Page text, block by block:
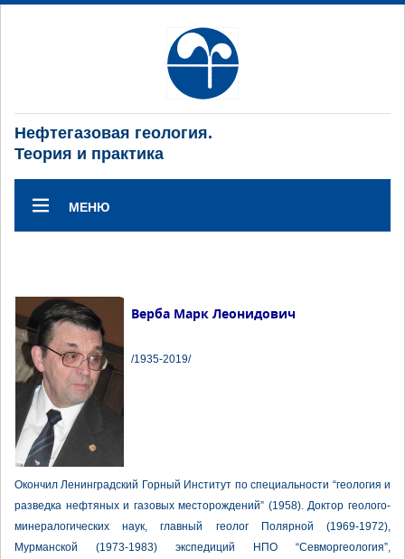
Нефтегазовая геология.
Теория и практика
МЕНЮ
Верба Марк Леонидович
/1935-2019/
Окончил Ленинградский Горный Институт по специальности “геология и
разведка нефтяных и газовых месторождений” (1958). Доктор геолого-
минералогических наук, главный геолог Полярной (1969-1972),
Мурманской (1973-1983) экспедиций НПО “Севморгеология”,